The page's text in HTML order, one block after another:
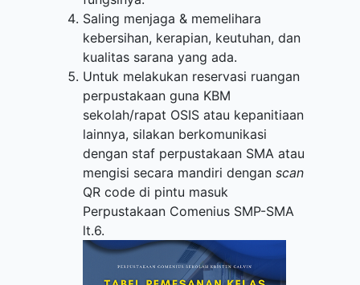
Saling menjaga & memelihara
kebersihan, kerapian, keutuhan, dan
kualitas sarana yang ada.
Untuk melakukan reservasi ruangan
perpustakaan guna KBM
sekolah/rapat OSIS atau kepanitiaan
lainnya, silakan berkomunikasi
dengan staf perpustakaan SMA atau
mengisi secara mandiri dengan scan
QR code di pintu masuk
Perpustakaan Comenius SMP-SMA
lt.6.